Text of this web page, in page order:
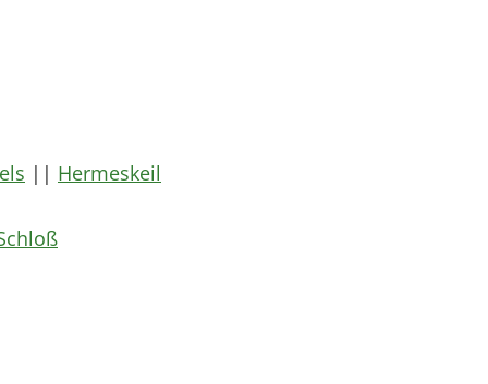
|| Hermeskeil